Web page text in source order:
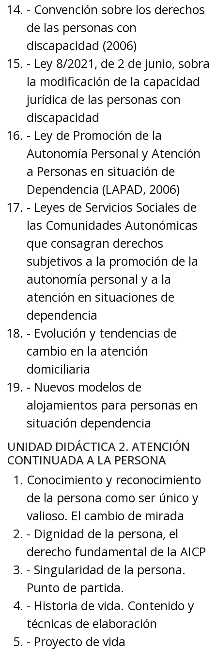
- Convención sobre los derechos
de las personas con
discapacidad (2006)
- Ley 8/2021, de 2 de junio, sobra
la modificación de la capacidad
jurídica de las personas con
discapacidad
- Ley de Promoción de la
Autonomía Personal y Atención
a Personas en situación de
Dependencia (LAPAD, 2006)
- Leyes de Servicios Sociales de
las Comunidades Autonómicas
que consagran derechos
subjetivos a la promoción de la
autonomía personal y a la
atención en situaciones de
dependencia
- Evolución y tendencias de
cambio en la atención
domiciliaria
- Nuevos modelos de
alojamientos para personas en
situación dependencia
UNIDAD DIDÁCTICA 2. ATENCIÓN
CONTINUADA A LA PERSONA
Conocimiento y reconocimiento
de la persona como ser único y
valioso. El cambio de mirada
- Dignidad de la persona, el
derecho fundamental de la AICP
- Singularidad de la persona.
Punto de partida.
- Historia de vida. Contenido y
técnicas de elaboración
- Proyecto de vida